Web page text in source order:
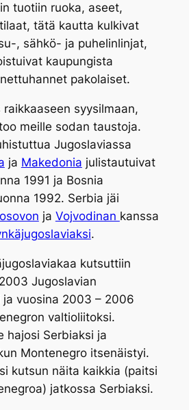
tuotiin ruoka, aseet,
tätä kautta kulkivat
, sähkö- ja puhelinlinjat,
kaupungista
pakolaiset.
syysilmaan,
meille sodan taustoja.
Jugoslaviassa
ja Makedonia julistautuivat
1991 ja Bosnia
1992. Serbia jäi
ja Vojvodinan kanssa
.
kutsuttiin
Jugoslavian
vuosina 2003 – 2006
valtioliitoksi.
hajosi Serbiaksi ja
Montenegro itsenäistyi.
kutsun näita kaikkia (paitsi
jatkossa Serbiaksi.